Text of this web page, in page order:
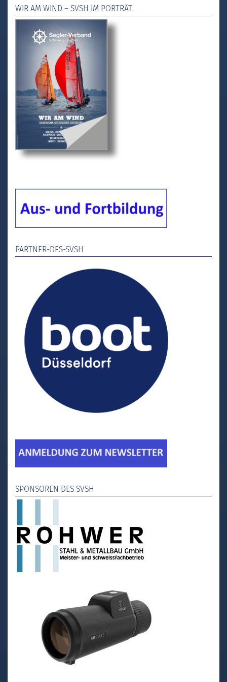
WIR AM WIND – SVSH IM PORTRÄT
PARTNER-DES-SVSH
SPONSOREN DES SVSH